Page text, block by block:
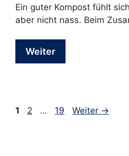
Ein guter Kompost fühlt
aber nicht nass. Beim
Weiter
Seite
1 Seite
2 … Seite
19 Weiter →